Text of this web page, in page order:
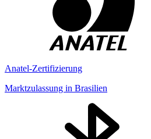
Anatel-Zertifizierung
Marktzulassung in Brasilien